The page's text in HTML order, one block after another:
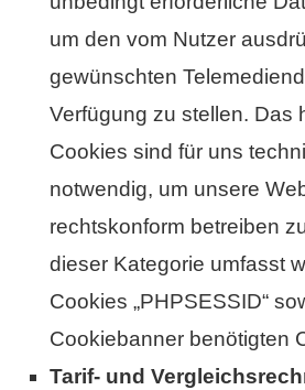
um den vom Nutzer
gewünschten
Verfügung zu stellen. Das
Cookies sind für uns
notwendig, um unsere
rechtskonform betreiben
dieser Kategorie umfasst
Cookies „PHPSESSID“
Cookiebanner benötigten
Tarif- und